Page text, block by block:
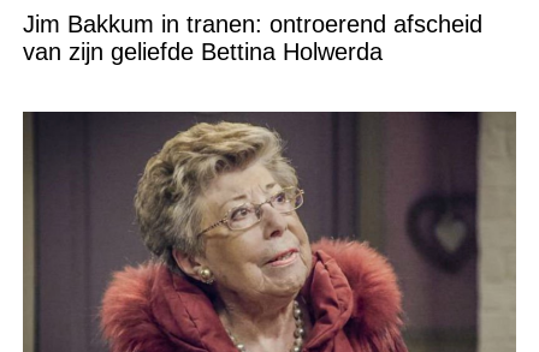
Jim Bakkum in tranen: ontroerend afscheid
van zijn geliefde Bettina Holwerda